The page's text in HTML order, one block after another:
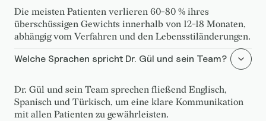
Die meisten Patienten verlieren 60-80 % ihres
überschüssigen Gewichts innerhalb von 12-18 Monaten,
abhängig vom Verfahren und den Lebensstiländerungen.
Welche Sprachen spricht Dr. Gül und sein Team?
Dr. Gül und sein Team sprechen fließend Englisch,
Spanisch und Türkisch, um eine klare Kommunikation
mit allen Patienten zu gewährleisten.